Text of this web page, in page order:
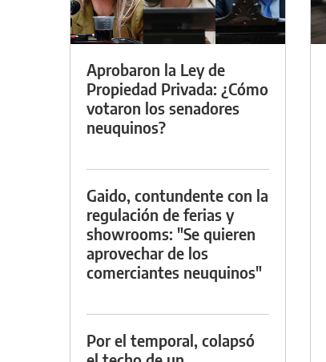
Aprobaron la Ley de
Propiedad Privada: ¿Cómo
votaron los senadores
neuquinos?
Gaido, contundente con la
regulación de ferias y
showrooms: "Se quieren
aprovechar de los
comerciantes neuquinos"
Por el temporal, colapsó